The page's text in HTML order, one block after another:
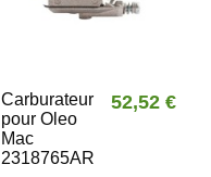
Carburateur
pour Oleo
Mac
2318765AR
52,52 €